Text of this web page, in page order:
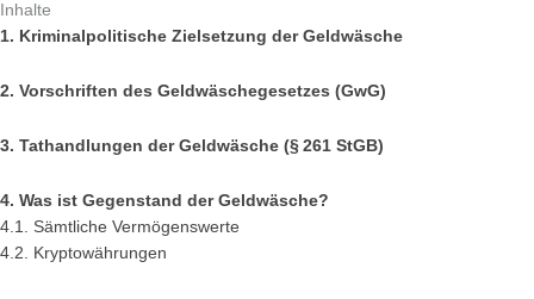
Inhalte
1. Kriminalpolitische Zielsetzung der Geldwäsche
2. Vorschriften des Geldwäschegesetzes (GwG)
3. Tathandlungen der Geldwäsche (§ 261 StGB)
4. Was ist Gegenstand der Geldwäsche?
4.1. Sämtliche Vermögenswerte
4.2. Kryptowährungen